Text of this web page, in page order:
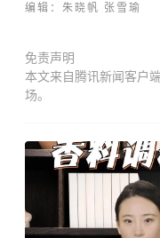
编辑： 朱晓帆 张雪瑜
免责声明
本文来自腾讯新闻客户
场。